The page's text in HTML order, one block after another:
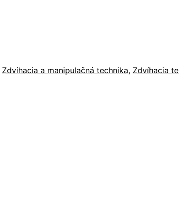
Zdvíhacia a manipulačná technika, Zdvíhacia